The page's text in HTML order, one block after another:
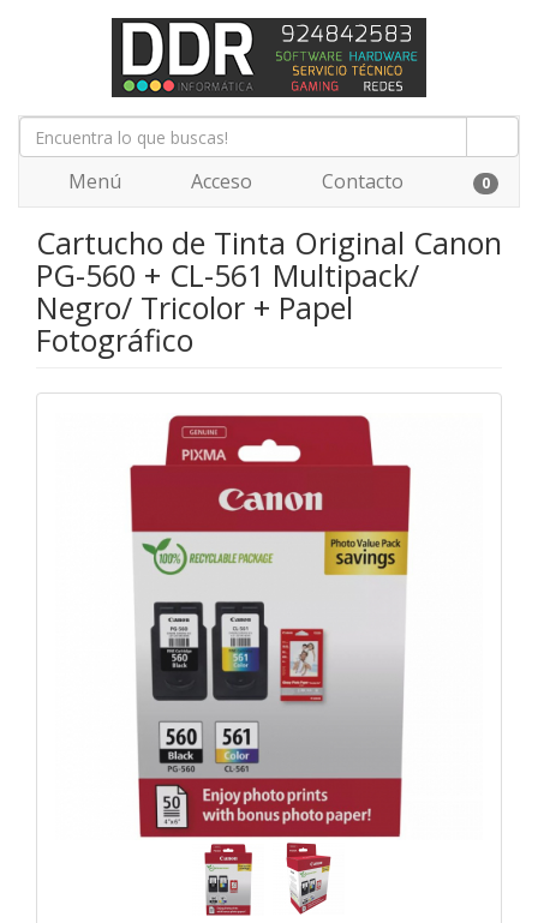
Menú Acceso Contacto 0
Cartucho de Tinta Original Canon
PG-560 + CL-561 Multipack/
Negro/ Tricolor + Papel
Fotográfico